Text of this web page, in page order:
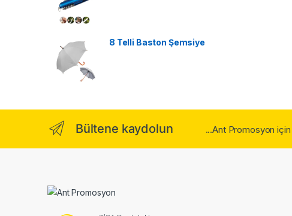
8 Telli Baston Şemsiye
Bültene kaydolun ...Ant Promosyon için